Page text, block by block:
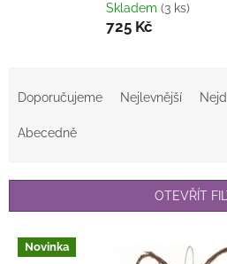
Skladem (3 ks)
725 Kč
e
r
o
d
Doporučujeme Nejlevnější
Abecedně
OTEVŘÍT
V Novinka